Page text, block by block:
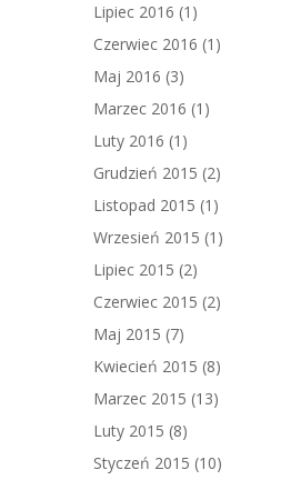
Lipiec 2016 (1)
Czerwiec 2016 (1)
Maj 2016 (3)
Marzec 2016 (1)
Luty 2016 (1)
Grudzień 2015 (2)
Listopad 2015 (1)
Wrzesień 2015 (1)
Lipiec 2015 (2)
Czerwiec 2015 (2)
Maj 2015 (7)
Kwiecień 2015 (8)
Marzec 2015 (13)
Luty 2015 (8)
Styczeń 2015 (10)